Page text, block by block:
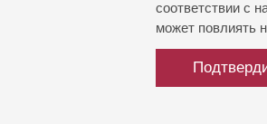
соответствии с
может повлиять
Большой зал: